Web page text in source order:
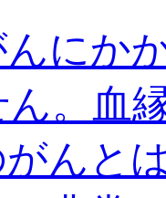
にか
。血
んと